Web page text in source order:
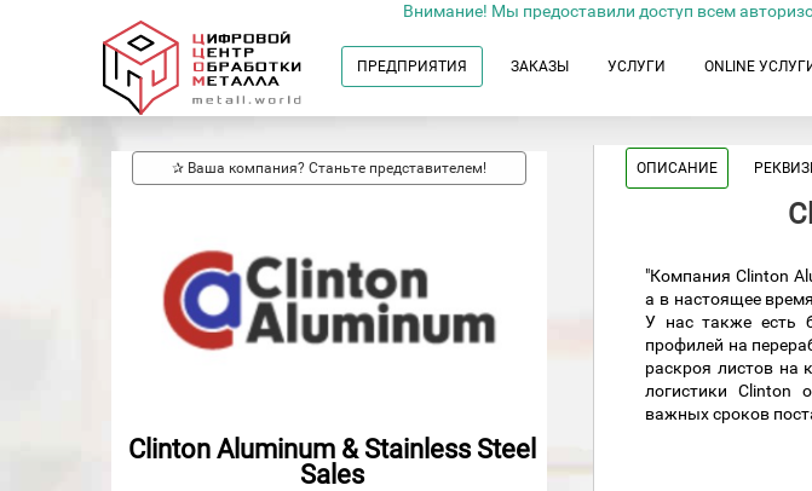
Внимание! Мы предоставили доступ всем
ПРЕДПРИЯТИЯ ЗАКАЗЫ УСЛУГИ ONLINE
✰ Ваша компания? Станьте представителем!
Clinton Aluminum & Stainless Steel
Sales
ОПИСАНИЕ
"Компания Clinton
а в настоящее
У нас также есть
профилей на
раскроя листов на
логистики Clinton
важных сроков